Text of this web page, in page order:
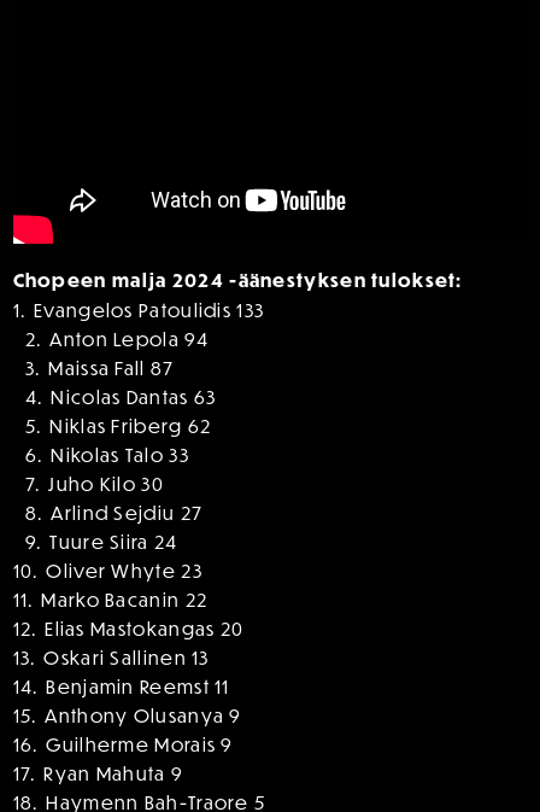
Chopeen malja 2024 -äänestyksen tulokset:
1.⁠ ⁠Evangelos Patoulidis 133
2.⁠ ⁠Anton Lepola 94
3.⁠ ⁠Maissa Fall 87
4.⁠ ⁠Nicolas Dantas 63
5.⁠ ⁠Niklas Friberg 62
6.⁠ ⁠Nikolas Talo 33
7.⁠ ⁠Juho Kilo 30
8.⁠ ⁠Arlind Sejdiu 27
9.⁠ ⁠Tuure Siira 24
10.⁠ ⁠Oliver Whyte 23
11.⁠ ⁠Marko Bacanin 22
12.⁠ ⁠Elias Mastokangas 20
13.⁠ ⁠Oskari Sallinen 13
14.⁠ ⁠Benjamin Reemst 11
15.⁠ ⁠Anthony Olusanya 9
16.⁠ ⁠Guilherme Morais 9
17.⁠ ⁠Ryan Mahuta 9
18.⁠ ⁠Haymenn Bah-Traore 5